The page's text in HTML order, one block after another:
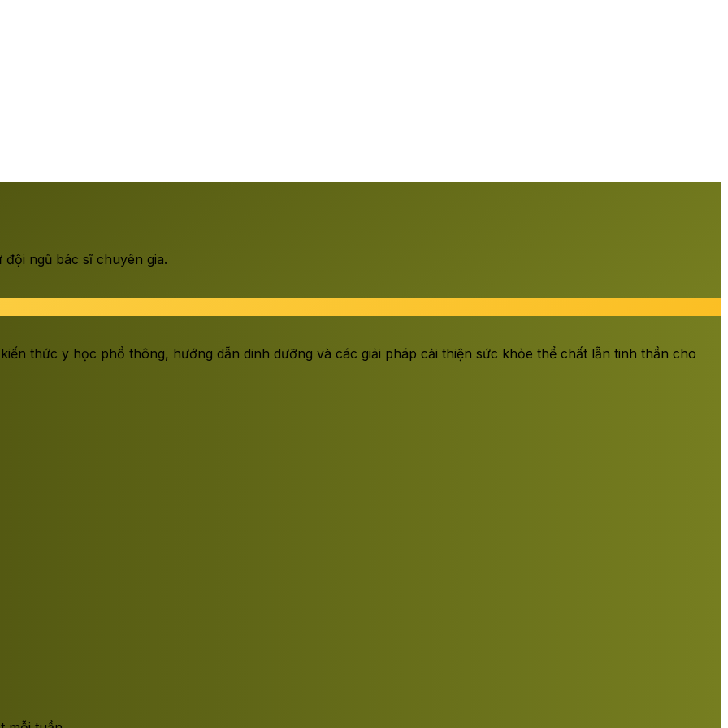
ngũ bác sĩ chuyên gia.
thức y học phổ thông, hướng dẫn dinh dưỡng và các giải pháp cải thiện sức khỏe thể chất lẫn tinh thần cho